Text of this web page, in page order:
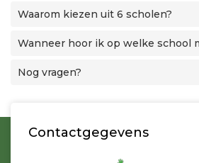
Waarom kiezen uit 6 scholen?
Wanneer hoor ik op welke school
Nog vragen?
Contactgegevens